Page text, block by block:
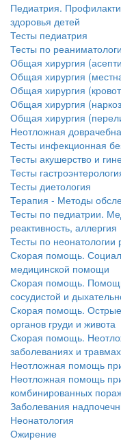
Закон о праве
реанимации внесен в
бесплатно, в
Педиатрия.
здоровья детей
Тесты педиатрия
Тесты по
Общая хирургия
Общая хирургия
Общая хирургия
Общая хирургия
Общая хирургия
Неотложная
Тесты инфекционная
Тесты акушерство и
Тесты
Тесты диетология
Терапия - Методы
Тесты по педиатрии.
реактивность, аллергия
Тесты по неонатологии
Скорая помощь.
медицинской помощи
Скорая помощь.
сосудистой и
Скорая помощь. Острые
органов груди и живота
Скорая помощь.
заболеваниях и
Неотложная помощь
Неотложная помощь
комбинированных
Заболевания
Неонатология
Ожирение